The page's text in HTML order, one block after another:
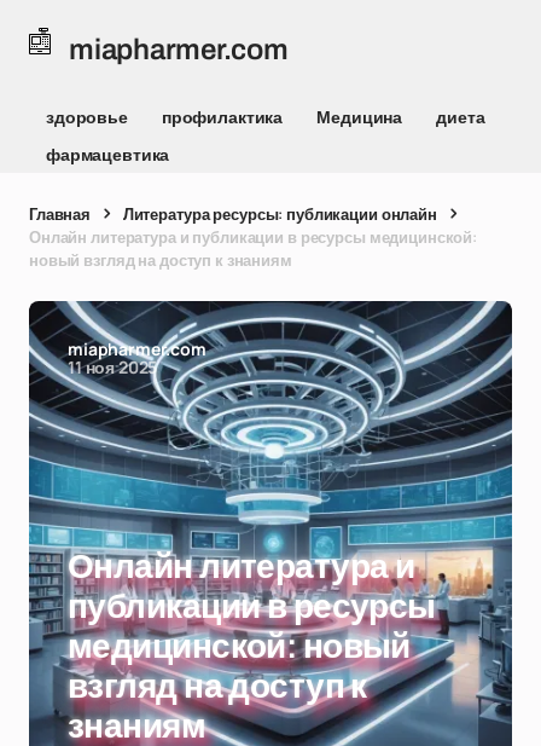
miapharmer.com
здоровье профилактика Медицина
диета
фармацевтика
Главная
Литература ресурсы: публикации онлайн
Онлайн литература и публикации в ресурсы медицинской:
новый взгляд на доступ к знаниям
miapharmer.com
11 ноя 2025
Онлайн литература и
публикации в ресурсы
медицинской: новый
взгляд на доступ к
знаниям